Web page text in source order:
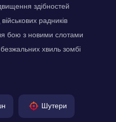
здібностей
радників
бою з новими слотами
хвиль зомбі
Шутери